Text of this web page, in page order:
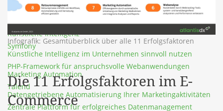
Innovative E-Commerce Lösungen für B2B und B2C
Künstliche Intelligenz
Künstliche Intelligenz im Unternehmen sinnvoll nutzen
Marketing Automation
Datengetriebene Automatisierung Ihrer Marketingaktivitäten
SugarAI
Intelligente CRM-Lösung für Ihre Kundendaten
Symfony
PHP-Framework für anspruchsvolle Webanwendungen
Talend
Zentrale Plattform für erfolgreiches Datenmanagement
Infografik: Gesamtüberblick über alle 11 Erfolgsfaktoren
Die 11 Erfolgsfaktoren im E-
Commerce